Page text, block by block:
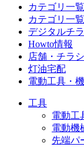
カテゴリ一覧
カテゴリ一覧
デジタルチ
Howto情報
店舗・チラ
灯油宅配
電動工具・
工具
電動工
電動機
先端パ